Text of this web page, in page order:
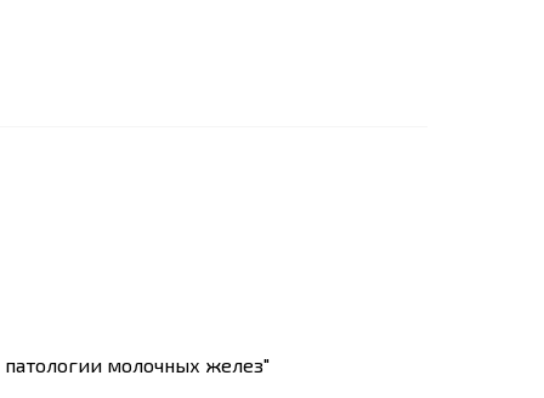
молочных желез"